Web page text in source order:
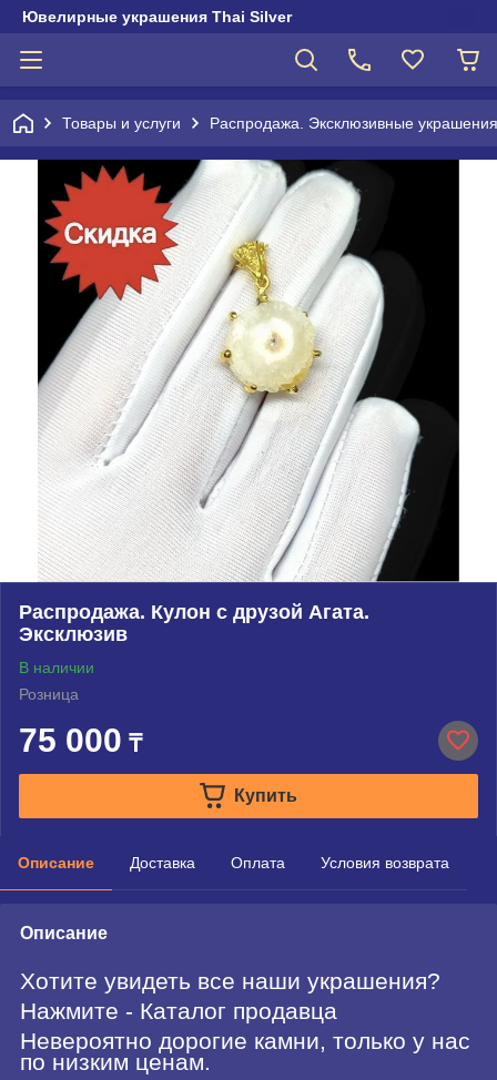
Ювелирные украшения Thai Silver
Товары и услуги Распродажа. Эксклюзивные украшения
Распродажа. Кулон с друзой Агата.
Эксклюзив
В наличии
Розница
75 000 ₸
Купить
Описание Доставка Оплата Условия возврата
Описание
Хотите увидеть все наши украшения?
Нажмите - Каталог продавца
Невероятно дорогие камни, только у нас
по низким ценам.